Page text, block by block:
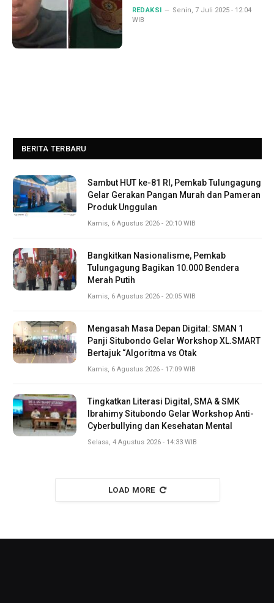
REDAKSI
Senin, 7 Juli 2025 - 12:04
WIB
BERITA TERBARU
Sambut HUT ke-81 RI, Pemkab Tulungagung
Gelar Gerakan Pangan Murah dan Pameran
Produk Unggulan
Kamis, 6 Agustus 2026 - 20:10 WIB
Bangkitkan Nasionalisme, Pemkab
Tulungagung Bagikan 10.000 Bendera
Merah Putih
Kamis, 6 Agustus 2026 - 20:05 WIB
Mengasah Masa Depan Digital: SMAN 1
Panji Situbondo Gelar Workshop XL.SMART
Bertajuk “Algoritma vs Otak
Kamis, 6 Agustus 2026 - 17:09 WIB
Tingkatkan Literasi Digital, SMA & SMK
Ibrahimy Situbondo Gelar Workshop Anti-
Cyberbullying dan Kesehatan Mental
Selasa, 4 Agustus 2026 - 14:33 WIB
LOAD MORE